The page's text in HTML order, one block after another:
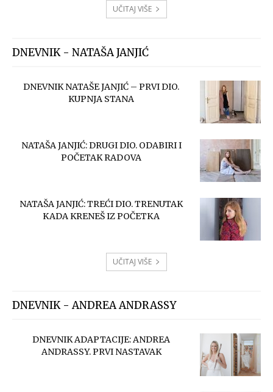
UČITAJ VIŠE
DNEVNIK - NATAŠA JANJIĆ
DNEVNIK NATAŠE JANJIĆ – PRVI DIO.
KUPNJA STANA
NATAŠA JANJIĆ: DRUGI DIO. ODABIRI I
POČETAK RADOVA
NATAŠA JANJIĆ: TREĆI DIO. TRENUTAK
KADA KRENEŠ IZ POČETKA
UČITAJ VIŠE
DNEVNIK - ANDREA ANDRASSY
DNEVNIK ADAPTACIJE: ANDREA
ANDRASSY. PRVI NASTAVAK